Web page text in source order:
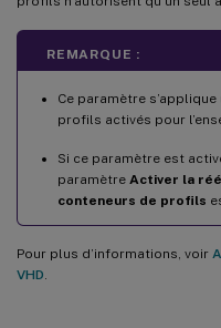
REMARQUE :
Ce paramètre
profils activés pour
Si ce paramètre est
paramètre Activer la
conteneurs de profils
Pour plus d’informations, voir
VHD